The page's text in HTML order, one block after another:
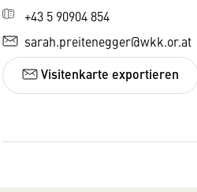
+43 5 90904 854
sarah.preitenegger@wkk.or.at
Visitenkarte exportieren